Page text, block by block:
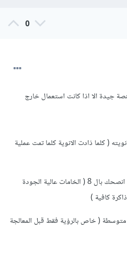
0
جيدة الا اذا كانت استعمال خارج
( كلما ذادت الانوية كلما تمت عملية
2- الذاكرة يفضل تكون عالية لا انصحك بال 8 ( الخامات عالية الجودة
كافية )
( خاص بالرؤية فقط قبل المعالجة